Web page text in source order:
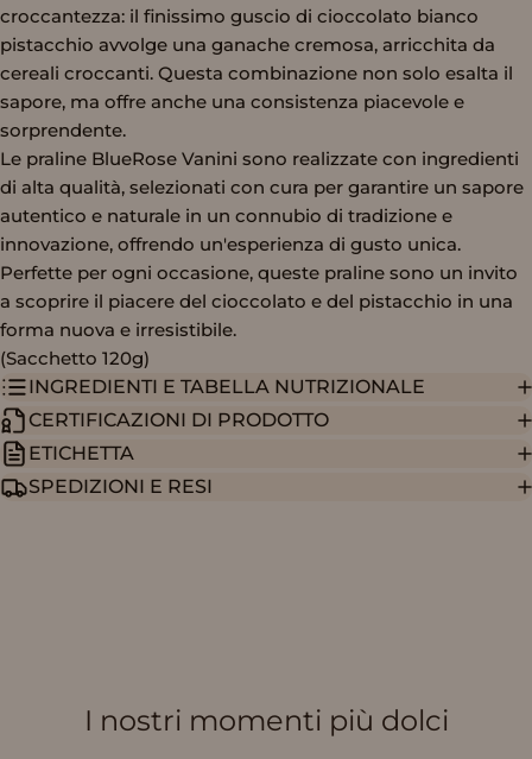
croccantezza: il finissimo guscio di cioccolato bianco
pistacchio avvolge una ganache cremosa, arricchita da
cereali croccanti. Questa combinazione non solo esalta il
sapore, ma offre anche una consistenza piacevole e
sorprendente.
Le praline BlueRose Vanini sono realizzate con ingredienti
di alta qualità, selezionati con cura per garantire un sapore
autentico e naturale in un connubio di tradizione e
innovazione, offrendo un'esperienza di gusto unica.
Perfette per ogni occasione, queste praline sono un invito
a scoprire il piacere del cioccolato e del pistacchio in una
forma nuova e irresistibile.
(Sacchetto 120g)
INGREDIENTI E TABELLA NUTRIZIONALE
CERTIFICAZIONI DI PRODOTTO
ETICHETTA
SPEDIZIONI E RESI
I nostri momenti più dolci